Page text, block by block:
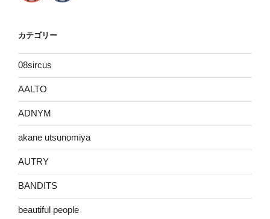
カテゴリー
08sircus
AALTO
ADNYM
akane utsunomiya
AUTRY
BANDITS
beautiful people